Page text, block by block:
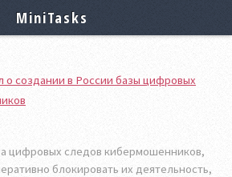
о создании в России базы цифровых
цифровых следов кибермошенников,
блокировать их деятельность,
MiniTasks